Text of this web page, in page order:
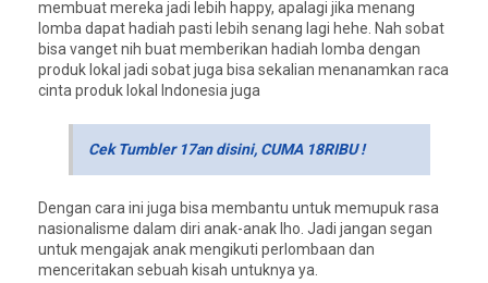
membuat mereka jadi lebih happy, apalagi jika menang
lomba dapat hadiah pasti lebih senang lagi hehe. Nah sobat
bisa vanget nih buat memberikan hadiah lomba dengan
produk lokal jadi sobat juga bisa sekalian menanamkan raca
cinta produk lokal Indonesia juga
Cek Tumbler 17an disini, CUMA 18RIBU !
Dengan cara ini juga bisa membantu untuk memupuk rasa
nasionalisme dalam diri anak-anak lho. Jadi jangan segan
untuk mengajak anak mengikuti perlombaan dan
menceritakan sebuah kisah untuknya ya.